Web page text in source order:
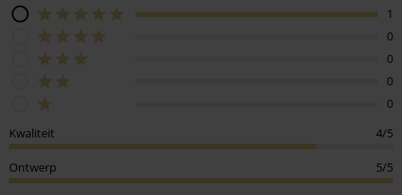
1
0
0
0
0
Kwaliteit
4/5
Ontwerp 5/5